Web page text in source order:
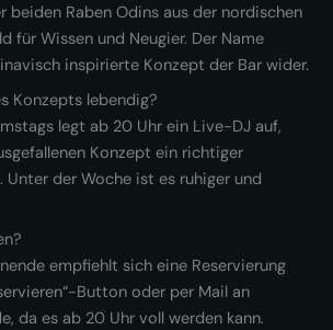
beiden Raben Odins aus der nordischen
für Wissen und Neugier. Der Name
inspirierte Konzept der Bar wider.
Konzepts lebendig?
legt ab 20 Uhr ein Live-DJ auf,
Konzept ein richtiger
Unter der Woche ist es ruhiger und
empfiehlt sich eine Reservierung
Button oder per Mail an
da es ab 20 Uhr voll werden kann.